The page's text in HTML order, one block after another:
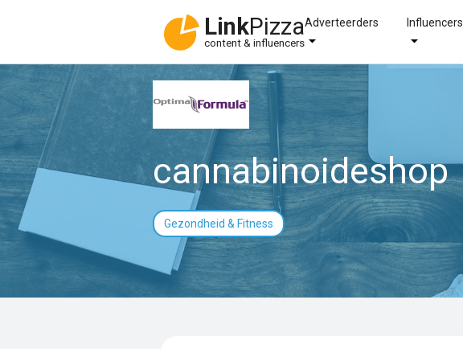
LinkPizza
content & influencers
Adverteerders Influencers
cannabinoideshop
Gezondheid & Fitness